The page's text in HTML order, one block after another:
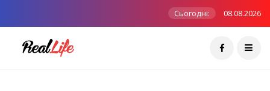
Сьогодні: 08.08.2026